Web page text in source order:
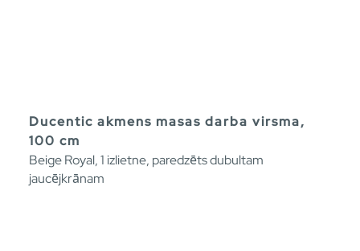
Ducentic akmens masas darba virsma,
100 cm
Beige Royal, 1 izlietne, paredzēts dubultam
jaucējkrānam